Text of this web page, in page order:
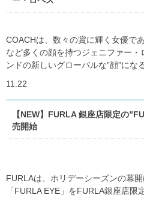
COACHは、数々の賞に輝く女優で
など多くの顔を持つジェニファー
ンドの新しいグローバルな”顔”にな
11.22
【NEW】FURLA 銀座店限定の
売開始
FURLAは、ホリデーシーズンの幕
「FURLA EYE 」をFURLA銀座店限